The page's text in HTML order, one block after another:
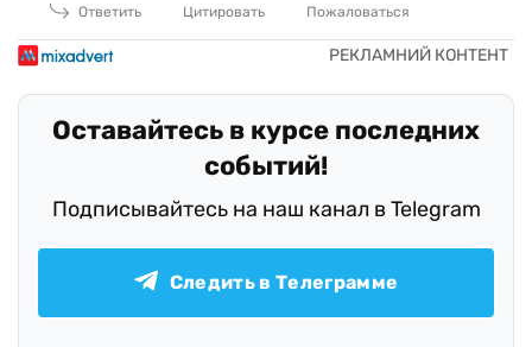
Ответить
Цитировать Пожаловаться
Оставайтесь в курсе последних
событий!
Подписывайтесь на наш канал в Telegram
Следить в Телеграмме